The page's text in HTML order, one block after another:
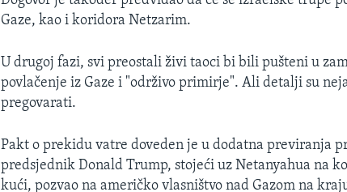
Gaze, kao i koridora Netzarim.
U drugoj fazi, svi preostali živi taoci bi bili pušteni u
povlačenje iz Gaze i "održivo primirje". Ali detalji su
pregovarati.
Pakt o prekidu vatre doveden je u dodatna previranja
predsjednik Donald Trump, stojeći uz Netanyahua na
kući, pozvao na američko vlasništvo nad Gazom na